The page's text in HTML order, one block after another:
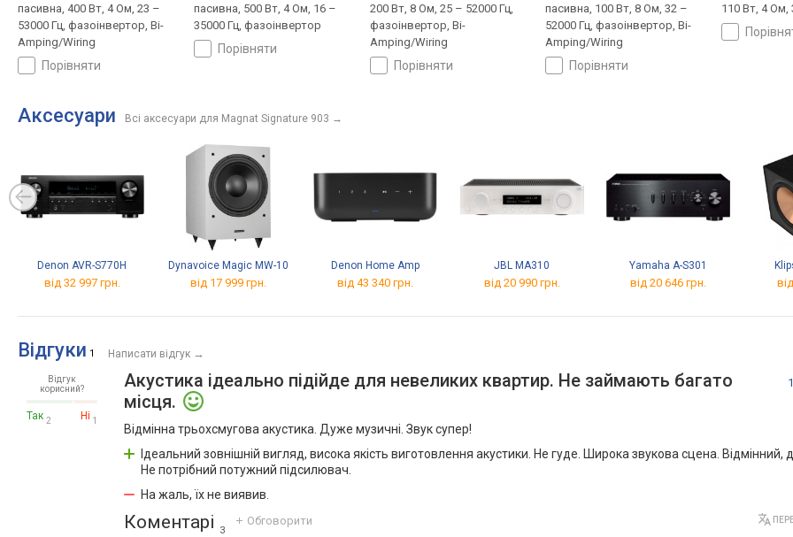
пасивна, 400 Вт, 4 Ом, 23 –
53000 Гц, фазоінвертор, Bi-
Amping/Wiring
порівняти
пасивна, 500 Вт, 4 Ом, 16 –
35000 Гц, фазоінвертор
порівняти
200 Вт, 8 Ом, 25 – 52000 Гц,
фазоінвертор, Bi-
Amping/Wiring
порівняти
пасивна, 100 Вт, 8 Ом, 32 –
52000 Гц, фазоінвертор, Bi-
Amping/Wiring
порівняти
110 Вт, 4 Ом,
Аксесуари Всі аксесуари для Magnat Signature 903 →
Denon AVR-S770H
від 32 997 грн.
Dynavoice Magic MW-10
від 17 999 грн.
Denon Home Amp
від 43 340 грн.
JBL MA310
від 20 990 грн.
Yamaha A-S301
від 20 646 грн.
Відгуки 1 Написати відгук →
Відгук
корисний?
Так 2 Ні 1
Акустика ідеально підійде для невеликих квартир. Не займають багато
місця.
Відмінна трьохсмугова акустика. Дуже музичні. Звук супер!
Ідеальний зовнішній вигляд, висока якість виготовлення акустики. Не гуде. Широка звукова сцена. Відмінний,
Не потрібний потужний підсилювач.
На жаль, їх не виявив.
Коментарі 3
Обговорити